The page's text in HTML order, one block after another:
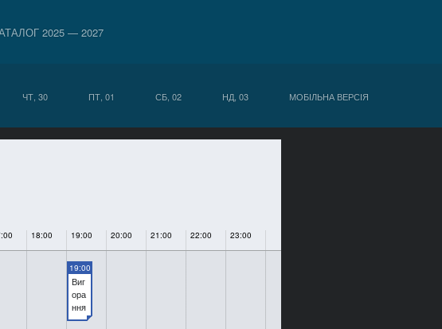
2025 — 2027
ЧТ, 30 ПТ, 01 СБ, 02 НД, 03 МОБІЛЬНА ВЕРСІЯ
18:00 19:00 20:00 21:00 22:00 23:00
19:00
Виг
ора
ння